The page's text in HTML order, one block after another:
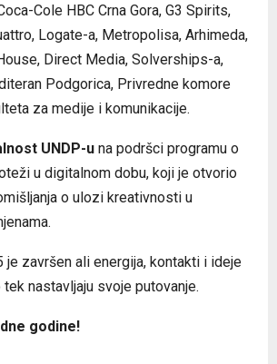
Cole HBC Crna Gora, G3 Spirits,
Logate-a, Metropolisa, Arhimeda,
Direct Media, Solverships-a,
Podgorica, Privredne komore
za medije i komunikacije.
UNDP-u na podršci programu o
u digitalnom dobu, koji je otvorio
o ulozi kreativnosti u
je završen ali energija, kontakti i ideje
nastavljaju svoje putovanje.
godine!